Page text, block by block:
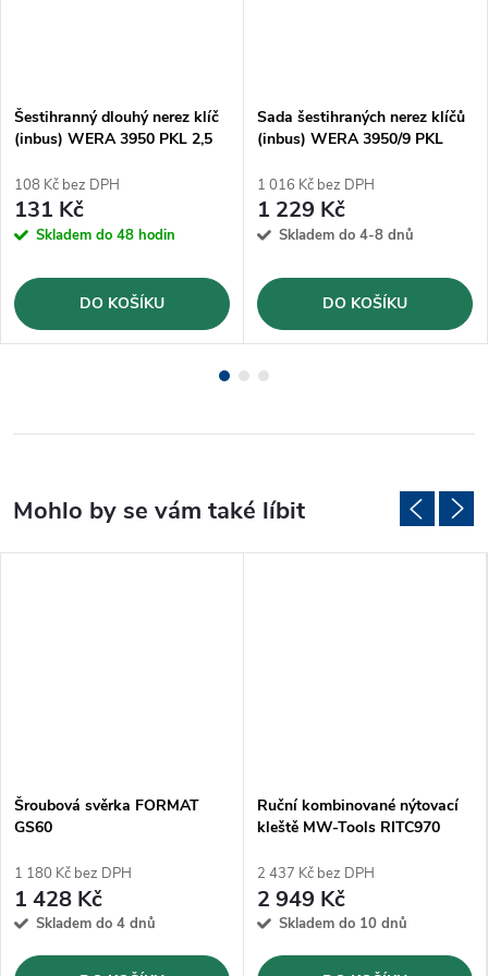
Šestihranný dlouhý nerez klíč
(inbus) WERA 3950 PKL 2,5
108 Kč bez DPH
131 Kč
Skladem do 48 hodin
DO KOŠÍKU
Sada šestihraných nerez klíčů
(inbus) WERA 3950/9 PKL
1 016 Kč bez DPH
1 229 Kč
Skladem do 4-8 dnů
DO KOŠÍKU
Šroubová svěrka FORMAT
GS60
1 180 Kč bez DPH
1 428 Kč
Skladem do 4 dnů
Ruční kombinované nýtovací
kleště MW-Tools RITC970
2 437 Kč bez DPH
2 949 Kč
Skladem do 10 dnů